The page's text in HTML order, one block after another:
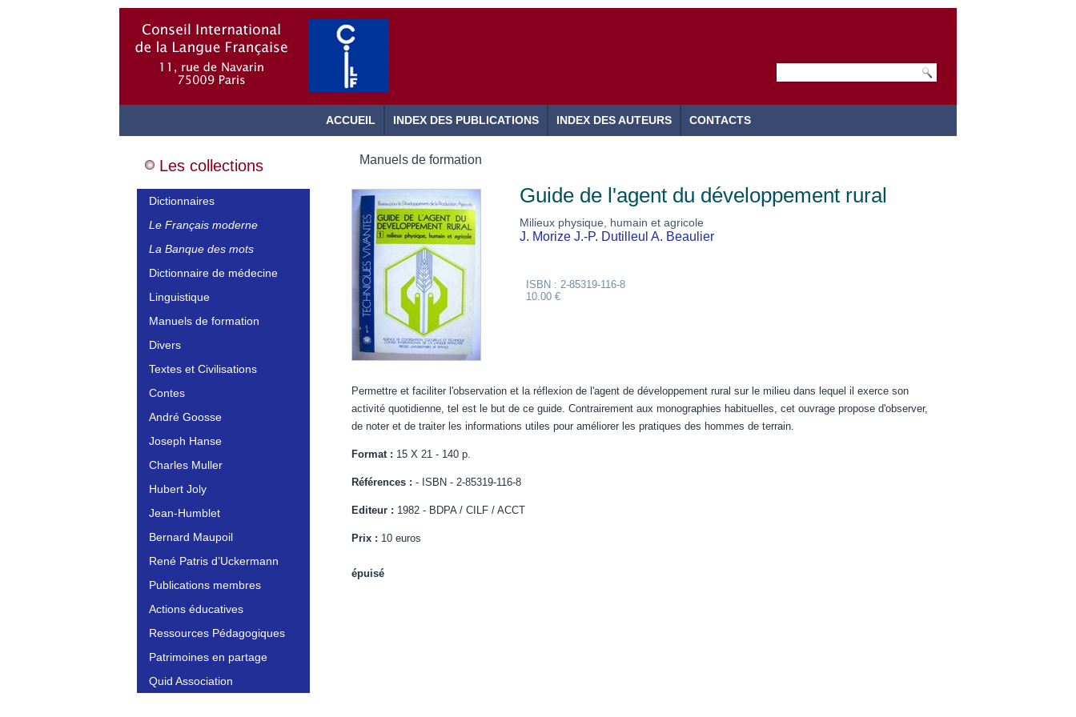
ACCUEIL INDEX DES PUBLICATIONS INDEX DES AUTEURS CONTACTS
Les collections
Dictionnaires
Le Français moderne
La Banque des mots
Dictionnaire de médecine
Linguistique
Manuels de formation
Divers
Textes et Civilisations
Contes
André Goosse
Joseph Hanse
Charles Muller
Hubert Joly
Jean-Humblet
Bernard Maupoil
René Patris d’Uckermann
Publications membres
Actions éducatives
Ressources Pédagogiques
Patrimoines en partage
Quid Association
Manuels de formation
Guide de l'agent du développement rural
Milieux physique, humain et agricole
J. Morize J.-P. Dutilleul A. Beaulier
ISBN : 2-85319-116-8
10.00 €
Permettre et faciliter l'observation et la réflexion de l'agent de développement rural sur le milieu dans lequel il exerce son
activité quotidienne, tel est le but de ce guide. Contrairement aux monographies habituelles, cet ouvrage propose d'observer,
de noter et de traiter les informations utiles pour améliorer les pratiques des hommes de terrain.
Format : 15 X 21 - 140 p.
Références : - ISBN - 2-85319-116-8
Editeur : 1982 - BDPA / CILF / ACCT
Prix : 10 euros
épuisé